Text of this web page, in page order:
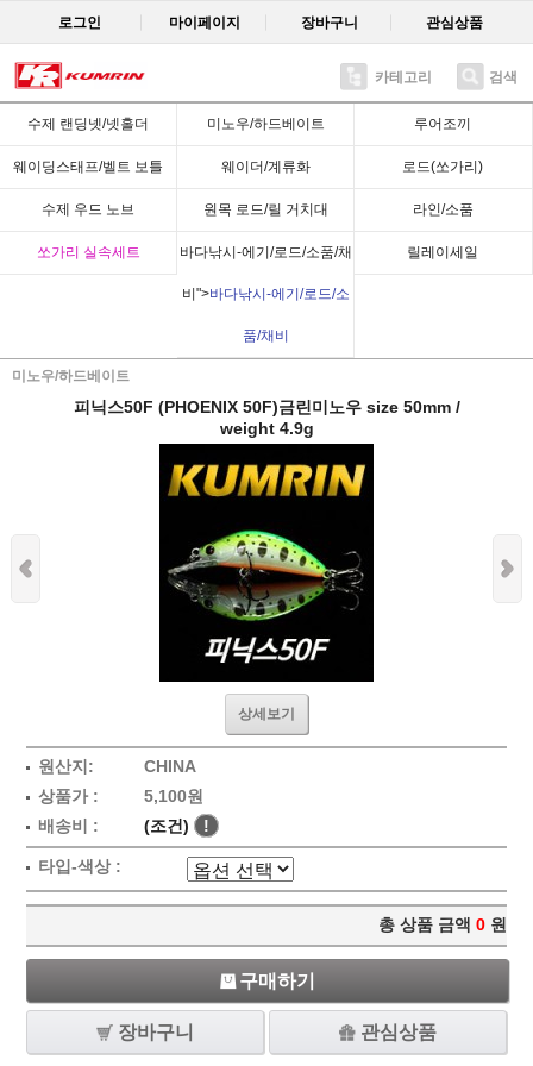
로그인 마이페이지 장바구니 관심상품
카테고리 검색
수제 랜딩넷/넷홀더 미노우/하드베이트 루어조끼
웨이딩스태프/벨트 보틀 웨이더/계류화 로드(쏘가리)
수제 우드 노브 원목 로드/릴 거치대 라인/소품
쏘가리 실속세트 바다낚시-에기/로드/소품/채
비">바다낚시-에기/로드/소
품/채비
릴레이세일
미노우/하드베이트
Recent
피닉스50F (PHOENIX 50F)금린미노우 size 50mm /
weight 4.9g
상세보기
원산지:
CHINA
상품가 :
5,100원
배송비 :
(조건) !
타입-색상 :
총 상품 금액 0 원
구매하기
장바구니 관심상품